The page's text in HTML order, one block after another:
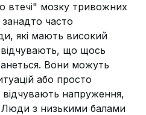
втечі" мозку тривожних
часто
які мають високий
відчувають, що щось
Вони можуть
або просто
напруження,
Люди з низькими балами